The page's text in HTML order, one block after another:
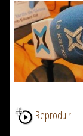
Reproduir